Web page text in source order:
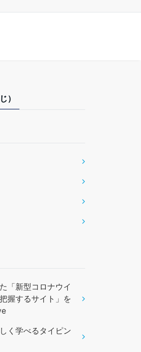
）
「新型コロナウイ
握するサイト」を
く学べるタイピン